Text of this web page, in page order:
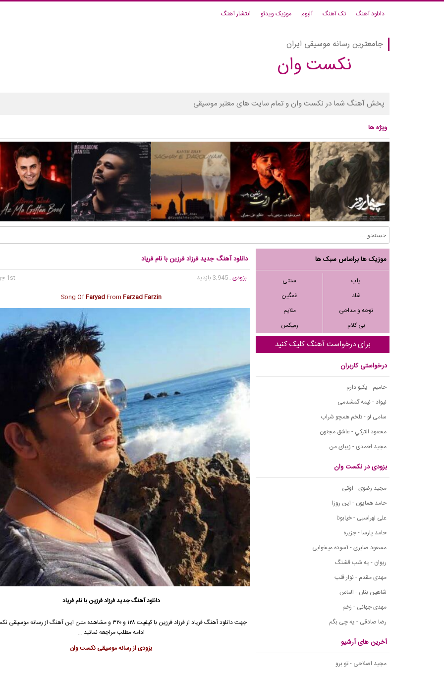
دانلود آهنگ تک آهنگ آلبوم موزیک ویدئو انتشار آهنگ
جامعترین رسانه موسیقی ایران
نکست وان
پخش آهنگ شما در نکست وان و تمام سایت های معتبر موسیقی
ویژه ها
موزیک ها براساس سبک ها
پاپ
سنتی
شاد
غمگین
نوحه و مداحی
ملایم
بی کلام
رمیکس
برای درخواست آهنگ کلیک کنید
درخواستی کاربران
حامیم - یکیو دارم
نیواد - نیمه گمشدمی
سامی لو - تلخم همچو شراب
محمود التركي - عاشق مجنون
مجید احمدی - زیبای من
بزودی در نکست وان
مجید رضوی - اوکی
حامد همایون - این روزا
علی لهراسبی - خیابونا
حامد پارسا - جزیره
مسعود صابری - آسوده میخوابی
ریوان - یه شب قشنگ
مهدی مقدم - نوار قلب
شاهین بنان - الماس
مهدی جهانی - زخم
رضا صادقی - یه چی بگم
آخرین های آرشیو
مجید اصلاحی - تو برو
دانلود آهنگ جدید فرزاد فرزین با نام فریاد
بزودی, 3,945 بازدید
1st جولای 2017
Song OfFaryadFrom Farzad Farzin
دانلود آهنگ جدیدفرزاد فرزین با نام فریاد
جهت دانلود آهنگ فریاد ازفرزاد فرزین
با کیفیت ۱۲۸ و ۳۲۰ و مشاهده متن این آهنگ از رسانه
ادامه مطلب مراجعه نمائید …
بزودی از رسانه موسیقی نکست وان